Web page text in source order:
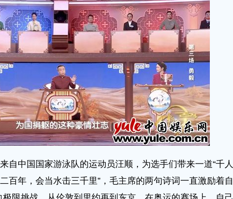
中国国家游泳队的运动员汪顺，为选手们带来一道“千人
百年，会当水击三千里”，毛主席的两句诗词一直激励着自